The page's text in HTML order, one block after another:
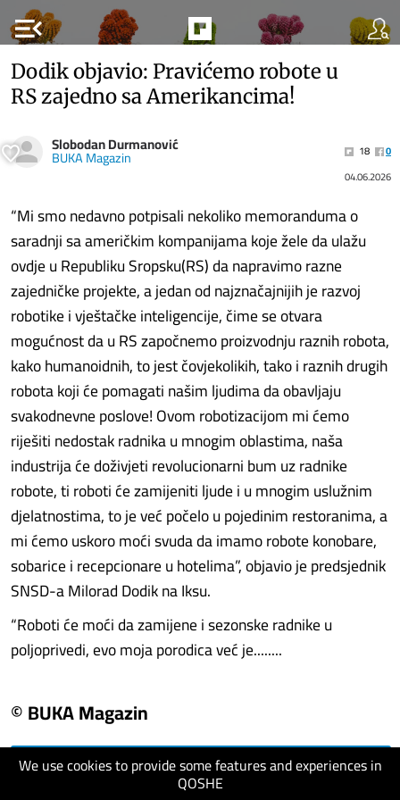
menu_open
We use cookies to provide some features and experiences in
QOSHE
Dodik objavio: Pravićemo robote u
RS zajedno sa Amerikancima!
Slobodan Durmanović
BUKA Magazin 18
0
04.06.2026
“Mi smo nedavno potpisali nekoliko memoranduma o
saradnji sa američkim kompanijama koje žele da ulažu
ovdje u Republiku Sropsku(RS) da napravimo razne
zajedničke projekte, a jedan od najznačajnijih je razvoj
robotike i vještačke inteligencije, čime se otvara
mogućnost da u RS započnemo proizvodnju raznih robota,
kako humanoidnih, to jest čovjekolikih, tako i raznih drugih
robota koji će pomagati našim ljudima da obavljaju
svakodnevne poslove! Ovom robotizacijom mi ćemo
riješiti nedostak radnika u mnogim oblastima, naša
industrija će doživjeti revolucionarni bum uz radnike
robote, ti roboti će zamijeniti ljude i u mnogim uslužnim
djelatnostima, to je već počelo u pojedinim restoranima, a
mi ćemo uskoro moći svuda da imamo robote konobare,
sobarice i recepcionare u hotelima”, objavio je predsjednik
SNSD-a Milorad Dodik na Iksu.
“Roboti će moći da zamijene i sezonske radnike u
poljoprivedi, evo moja porodica već je........
© BUKA Magazin
visit website